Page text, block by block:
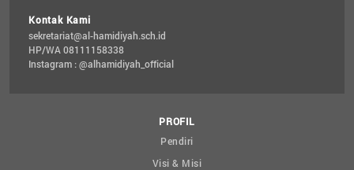
Kontak Kami
sekretariat@al-hamidiyah.sch.id
HP/WA 08111158338
Instagram : @alhamidiyah_official
PROFIL
Pendiri
Visi & Misi